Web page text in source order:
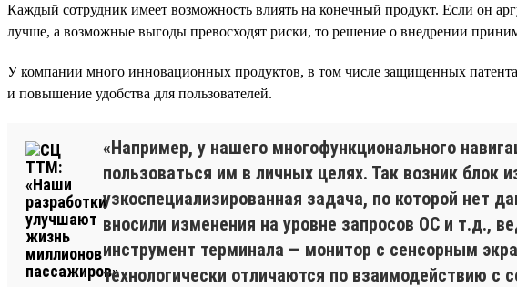
Каждый сотрудник имеет возможность влиять на конечный продукт. Если он
лучше, а возможные выгоды превосходят риски, то решение о внедрении
У компании много инновационных продуктов, в том числе защищенных
и повышение удобства для пользователей.
«Например, у нашего многофункционального
пользоваться им в личных целях. Так возник блок
узкоспециализированная задача, по которой нет
вносили изменения на уровне запросов ОС и т.д.,
инструмент терминала — монитор с сенсорным
технологически отличаются по взаимодействию